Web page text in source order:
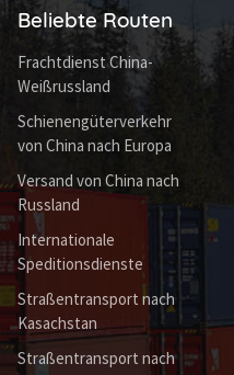
Beliebte Routen
Frachtdienst China-
Weißrussland
Schienengüterverkehr
von China nach Europa
Versand von China nach
Russland
Internationale
Speditionsdienste
Straßentransport nach
Kasachstan
Straßentransport nach